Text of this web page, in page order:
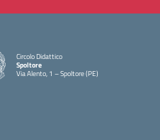
Circolo Didattico
Spoltore
Via Alento, 1 – Spoltore (PE)
— Visita la pagina iniziale della scuola